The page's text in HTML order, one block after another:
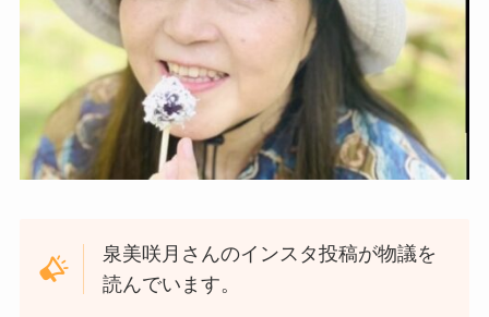
泉美咲月さんのインスタ投稿が物議を
読んでいます。